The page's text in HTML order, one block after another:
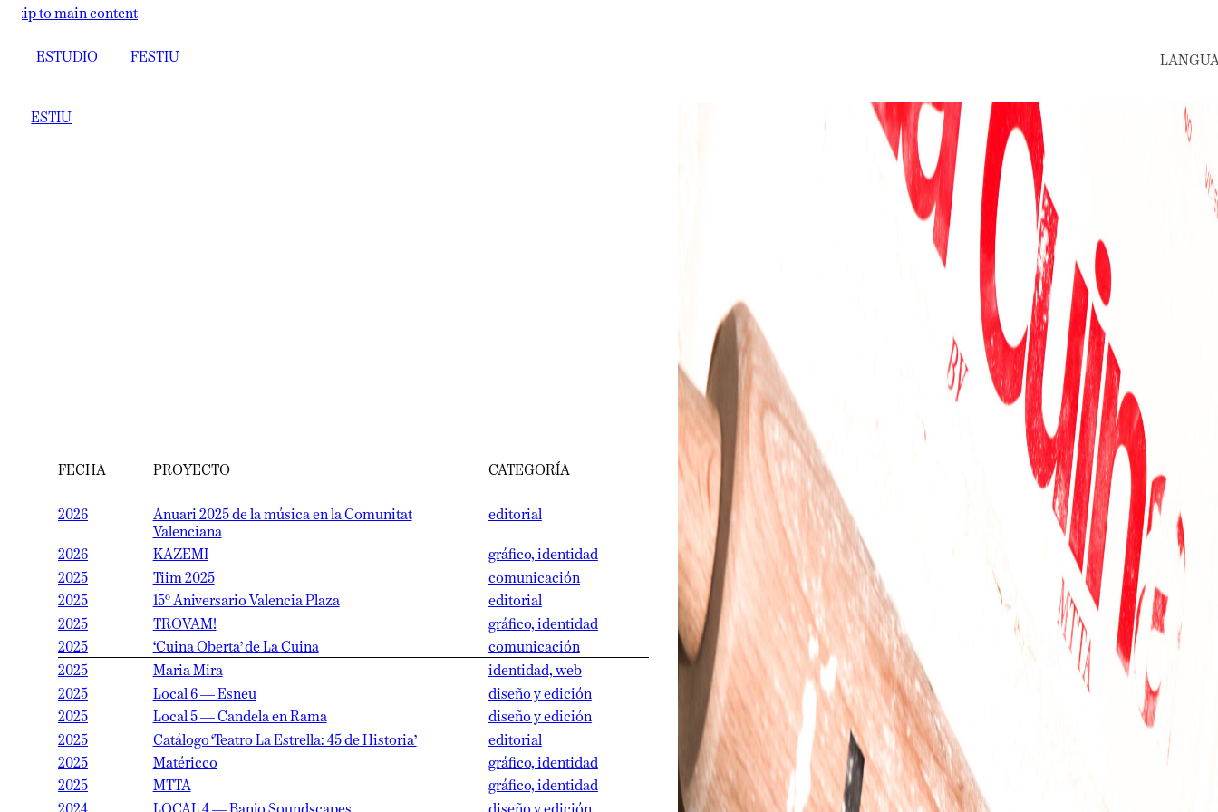
to main content
ESTUDIO FESTIU
ESTIU
LANGUAGE
FECHA PROYECTO CATEGORÍA
2026
Anuari 2025 de la música en la Comunitat
Valenciana
editorial
2026 KAZEMI
gráfico, identidad
2025
Tiim 2025
comunicación
2025
15º Aniversario Valencia Plaza
editorial
2025
TROVAM!
gráfico, identidad
2025
‘Cuina Oberta’ de La Cuina
comunicación
2025
Maria Mira
identidad, web
2025
Local 6 — Esneu
diseño y edición
2025
Local 5 — Candela en Rama
diseño y edición
2025
Catálogo ‘Teatro La Estrella: 45 de Historia’
editorial
2025
Matéricco
gráfico, identidad
2025
MTTA
gráfico, identidad